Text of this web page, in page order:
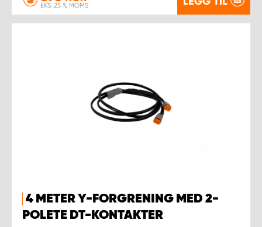
EKS. 25 % MOMS
4 METER Y-FORGRENING MED 2-
POLETE DT-KONTAKTER